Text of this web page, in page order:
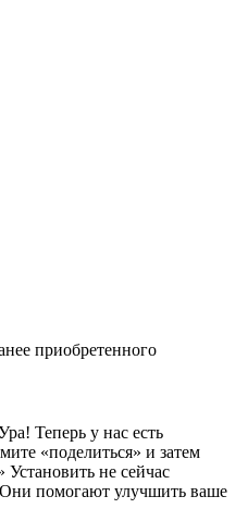
приобретенного
Теперь у нас есть
«поделиться» и затем
Установить не сейчас
помогают улучшить ваше